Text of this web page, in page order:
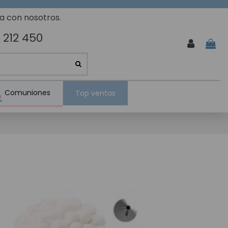
con nosotros.
450
Comuniones Top ventas